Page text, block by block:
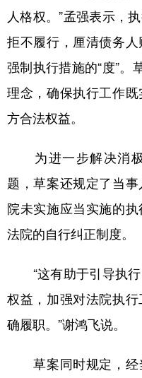
人格权。”孟强表示，
拒不履行，厘清债务
强制执行措施的“度”。
理念，确保执行工作
方合法权益。
为进一步解决消极
题，草案还规定了当
院未实施应当实施的
法院的自行纠正制度。
“这有助于引导执行
权益，加强对法院执
确履职。”谢鸿飞说。
草案同时规定，经